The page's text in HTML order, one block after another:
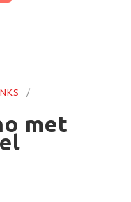
met